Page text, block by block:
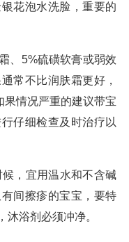
花泡水洗脸，重要的
、5%硫磺软膏或弱效
常不比润肤霜更好，
情况严重的建议带宝
仔细检查及时治疗以
，宜用温水和不含碱
间擦疹的宝宝，要特
沐浴剂必须冲净。